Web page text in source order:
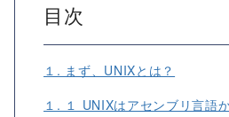
目次
１. まず、UNIXとは？
１. １ UNIXはアセンブリ言語